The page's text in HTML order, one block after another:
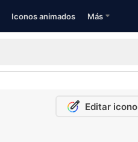
Iconos animados Más
Editar icono